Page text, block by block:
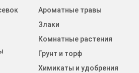
Ароматные травы
Злаки
Комнатные растения
Грунт и торф
Химикаты и удобрения